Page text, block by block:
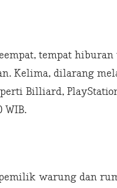
tempat
Kelima, dilarang
Billiard,
WIB.
warung dan